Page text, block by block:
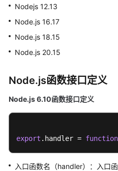
计
说
明
入
门
指
南
Nodejs 12.13
Node.js 16.17
Node.js 18.15
Node.js 20.15
Node.js函数接口定义
Node.js 6.10函数接口定义
export . handler = function
入口函数名（handler）：入口